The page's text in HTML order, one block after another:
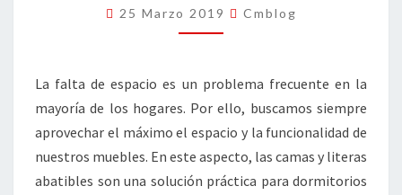
PARA
DORMITORIOS
25 Marzo 2019 Cmblog
La falta de espacio es un problema frecuente en la
mayoría de los hogares. Por ello, buscamos siempre
aprovechar el máximo el espacio y la funcionalidad de
nuestros muebles. En este aspecto, las camas y literas
abatibles son una solución práctica para dormitorios